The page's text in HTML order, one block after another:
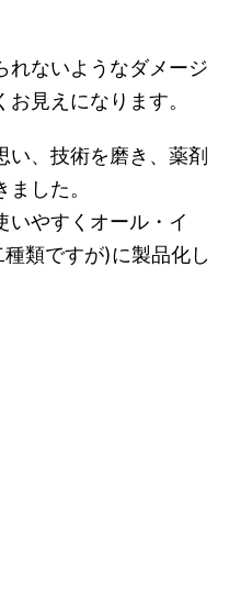
れないようなダメージ
見えになります。
い、技術を磨き、薬剤
した。
いやすくオール・イ
類ですが)に製品化し